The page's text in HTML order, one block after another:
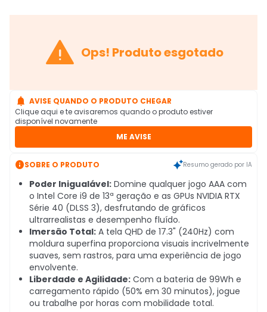
 Ops! Produto esgotado
 AVISE QUANDO O PRODUTO CHEGAR
Clique aqui e te avisaremos quando o produto estiver
disponível novamente
ME AVISE
SOBRE O PRODUTO Resumo gerado por IA
Poder Inigualável: Domine qualquer jogo AAA com
o Intel Core i9 de 13ª geração e as GPUs NVIDIA RTX
Série 40 (DLSS 3), desfrutando de gráficos
ultrarrealistas e desempenho fluído.
Imersão Total: A tela QHD de 17.3" (240Hz) com
moldura superfina proporciona visuais incrivelmente
suaves, sem rastros, para uma experiência de jogo
envolvente.
Liberdade e Agilidade: Com a bateria de 99Wh e
carregamento rápido (50% em 30 minutos), jogue
ou trabalhe por horas com mobilidade total.